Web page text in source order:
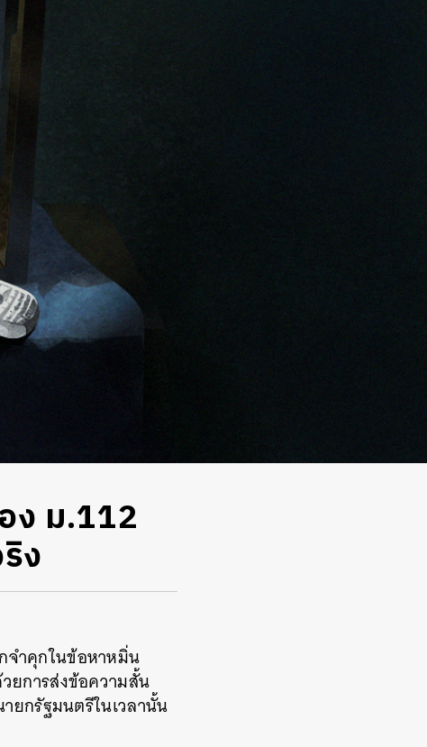
ม.112
ง
จำคุกในข้อหาหมิ่น
ยการส่งข้อความสั้น
ยกรัฐมนตรีในเวลานั้น